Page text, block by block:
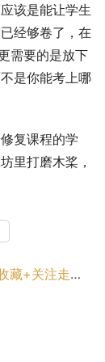
该是能让学生
经够卷了，在
需要的是放下
是你能考上哪
复课程的学
里打磨木桨，
注走一波！